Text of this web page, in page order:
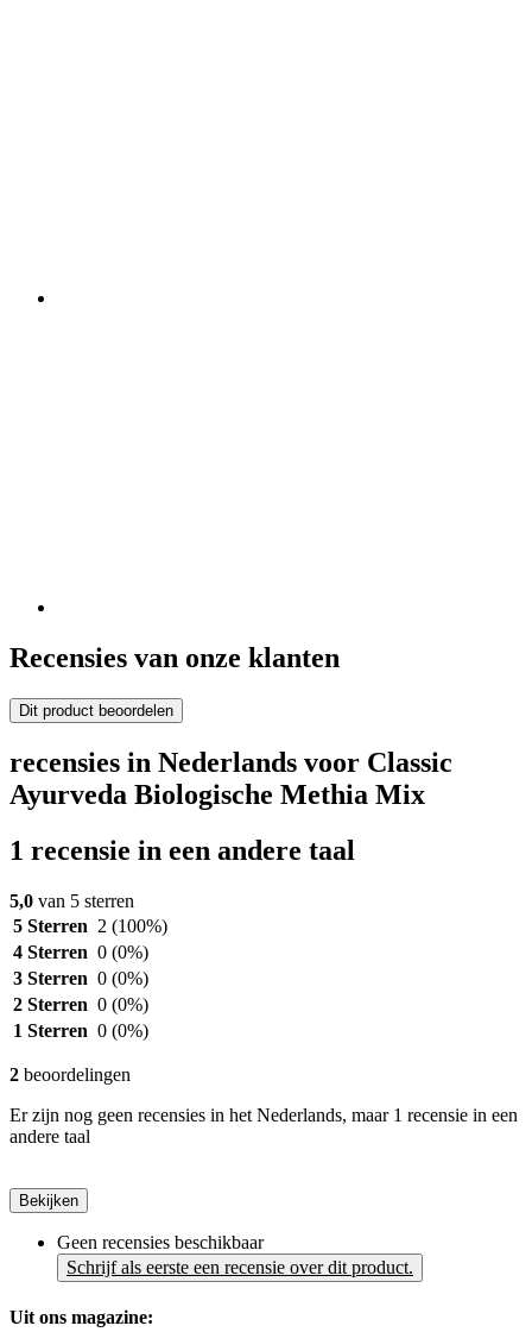
Recensies van onze klanten
Dit product beoordelen
recensies in Nederlands voor Classic
Ayurveda Biologische Methia Mix
1 recensie in een andere taal
5,0 van 5 sterren
5 Sterren 2 (100%)
4 Sterren 0 (0%)
3 Sterren 0 (0%)
2 Sterren 0 (0%)
1 Sterren 0 (0%)
2 beoordelingen
Er zijn nog geen recensies in het Nederlands, maar 1 recensie in een
andere taal
Bekijken
Geen recensies beschikbaar
Schrijf als eerste een recensie over dit product.
Uit ons magazine: